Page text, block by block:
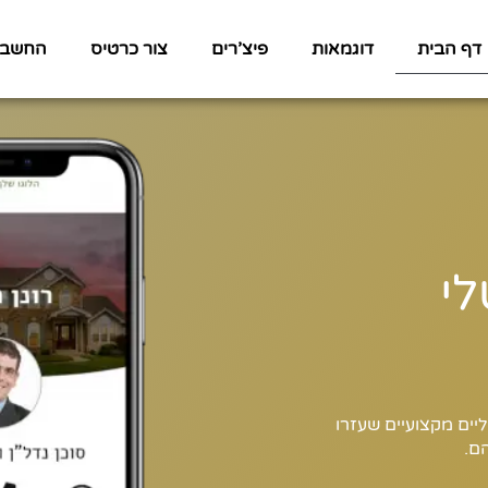
דף הבית דוגמאות פיצ’רים צור כרטיס
מקצועיים שעזרו